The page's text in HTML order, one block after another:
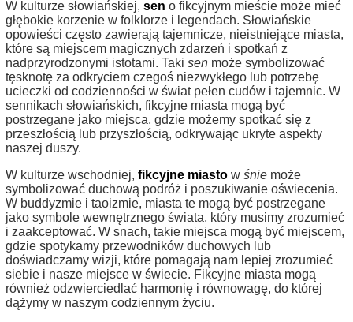
W kulturze słowiańskiej, sen o fikcyjnym mieście może mieć
głębokie korzenie w folklorze i legendach. Słowiańskie
opowieści często zawierają tajemnicze, nieistniejące miasta,
które są miejscem magicznych zdarzeń i spotkań z
nadprzyrodzonymi istotami. Taki sen może symbolizować
tęsknotę za odkryciem czegoś niezwykłego lub potrzebę
ucieczki od codzienności w świat pełen cudów i tajemnic. W
sennikach słowiańskich, fikcyjne miasta mogą być
postrzegane jako miejsca, gdzie możemy spotkać się z
przeszłością lub przyszłością, odkrywając ukryte aspekty
naszej duszy.
W kulturze wschodniej, fikcyjne miasto w śnie może
symbolizować duchową podróż i poszukiwanie oświecenia.
W buddyzmie i taoizmie, miasta te mogą być postrzegane
jako symbole wewnętrznego świata, który musimy zrozumieć
i zaakceptować. W snach, takie miejsca mogą być miejscem,
gdzie spotykamy przewodników duchowych lub
doświadczamy wizji, które pomagają nam lepiej zrozumieć
siebie i nasze miejsce w świecie. Fikcyjne miasta mogą
również odzwierciedlać harmonię i równowagę, do której
dążymy w naszym codziennym życiu.